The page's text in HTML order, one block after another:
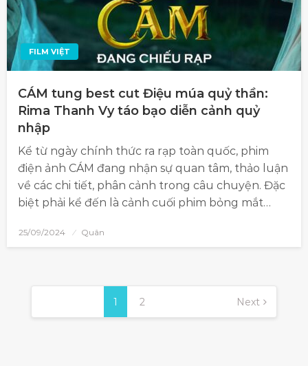
FILM VIỆT
CÁM tung best cut Điệu múa quỷ thần:
Rima Thanh Vy táo bạo diễn cảnh quỷ
nhập
Kể từ ngày chính thức ra rạp toàn quốc, phim
điện ảnh CÁM đang nhận sự quan tâm, thảo luận
về các chi tiết, phân cảnh trong câu chuyện. Đặc
biệt phải kể đến là cảnh cuối phim bỏng mắt…
25/09/2024 Quân
1 2 Next